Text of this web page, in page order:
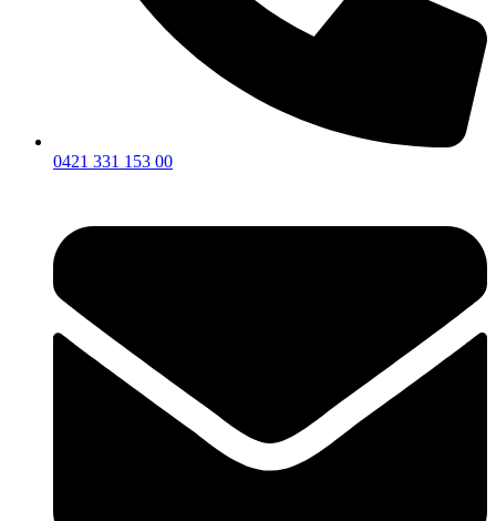
0421 331 153 00